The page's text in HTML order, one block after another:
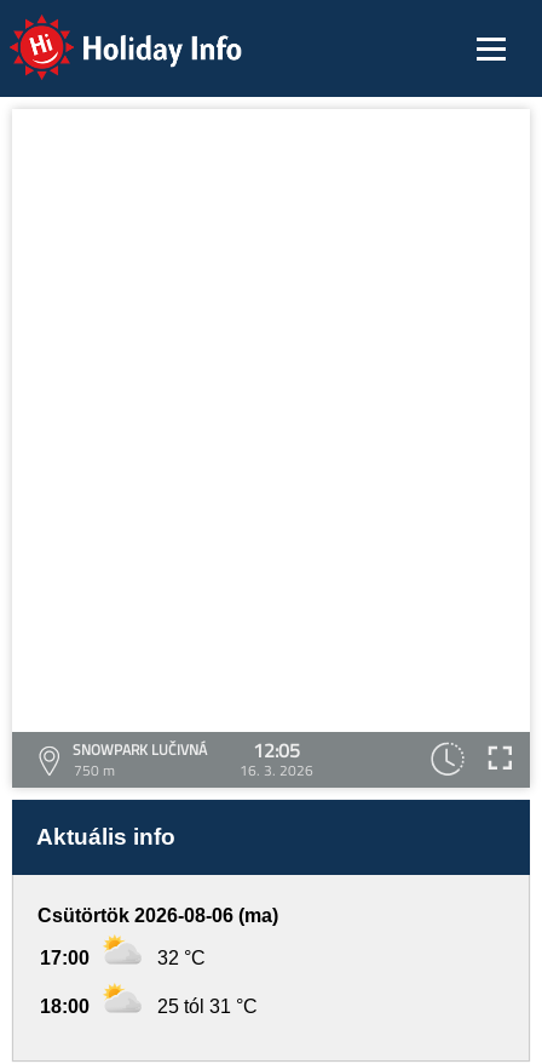
Holiday Info
SNOWPARK LUČIVNÁ
750 m
12:05
16. 3. 2026
Aktuális info
Csütörtök 2026-08-06 (ma)
17:00 32 °C
18:00 25 tól 31 °C